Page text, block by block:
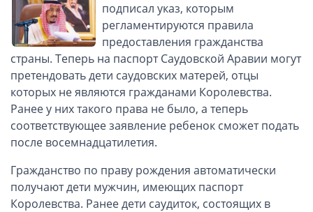
Казахстан (компания и счёт)
Открытие счета в банках Казахстана
Платежная система Гонконга
Платежная система Великобритании
Платежная система Маврикия
Платежная система Казахстана
ОАЭ, Дубай (компания и счёт)
Оффшоры на Сейшелах
подписал указ, которым
регламентируются правила
предоставления гражданства
страны. Теперь на паспорт Саудовской Аравии могут
претендовать дети саудовских матерей, отцы
которых не являются гражданами Королевства.
Ранее у них такого права не было, а теперь
соответствующее заявление ребенок сможет подать
после восемнадцатилетия.
Гражданство по праву рождения автоматически
получают дети мужчин, имеющих паспорт
Королевства. Ранее дети саудиток, состоящих в